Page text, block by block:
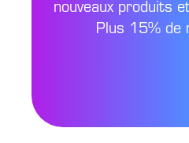
nouveaux produits
Plus 15% de